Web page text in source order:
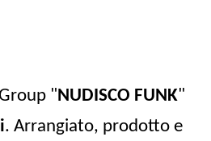
"NUDISCO FUNK"
. Arrangiato, prodotto e